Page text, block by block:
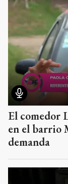
El comedor
en el barrio
demanda